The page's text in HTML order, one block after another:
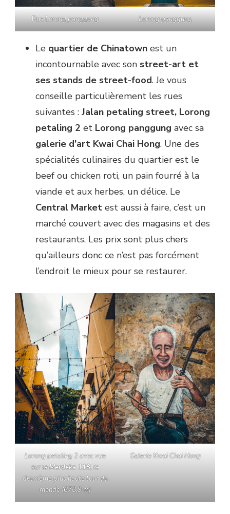
RueLorong panggung Lorong panggung
Le quartier de Chinatown est un
incontournable avec son street-art et
ses stands de street-food. Je vous
conseille particulièrement les rues
suivantes : Jalan petaling street, Lorong
petaling 2 et Lorong panggung avec sa
galerie d’art Kwai Chai Hong. Une des
spécialités culinaires du quartier est le
beef ou chicken roti, un pain fourré à la
viande et aux herbes, un délice. Le
Central Market est aussi à faire, c’est un
marché couvert avec des magasins et des
restaurants. Les prix sont plus chers
qu’ailleurs donc ce n’est pas forcément
l’endroit le mieux pour se restaurer.
Lorong petaling 2avec vue
sur laMerdeka 118, la
deuxième plus haute tour du
monde (678,9 m)
Galerie Kwai Chai Hong